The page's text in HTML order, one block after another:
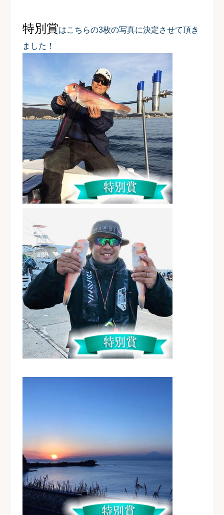
特別賞はこちらの3枚の写真に決定させて頂き
ました！